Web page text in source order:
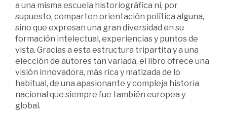
a una misma escuela historiográfica ni, por
supuesto, comparten orientación política alguna,
sino que expresan una gran diversidad en su
formación intelectual, experiencias y puntos de
vista. Gracias a esta estructura tripartita y a una
elección de autores tan variada, el libro ofrece una
visión innovadora, más rica y matizada de lo
habitual, de una apasionante y compleja historia
nacional que siempre fue también europea y
global.